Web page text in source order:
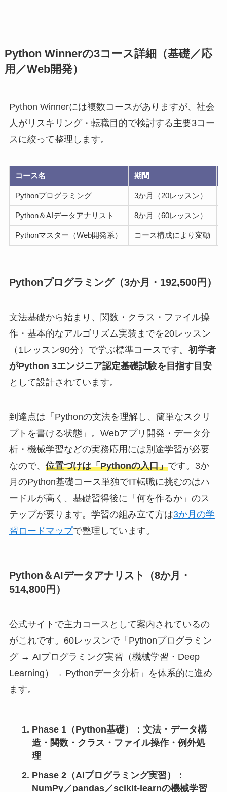
Python Winnerの3コース詳細（基礎／応
用／Web開発）
Python Winnerには複数コースがありますが、社会
人がリスキリング・転職目的で検討する主要3コー
スに絞って整理します。
コース名 期間
Pythonプログラミング 3か月（20レッスン）
Python＆AIデータアナリスト 8か月（60レッスン）
Pythonマスター（Web開発系） コース構成により変動
Pythonプログラミング（3か月・192,500円）
文法基礎から始まり、関数・クラス・ファイル操
作・基本的なアルゴリズム実装までを20レッスン
（1レッスン90分）で学ぶ標準コースです。 初学者
がPython 3エンジニア認定基礎試験を目指す目安
として設計されています。
到達点は「Pythonの文法を理解し、簡単なスクリ
プトを書ける状態」。Webアプリ開発・データ分
析・機械学習などの実務応用には別途学習が必要
なので、 位置づけは「Pythonの入口」です。3か
月のPython基礎コース単独でIT転職に挑むのはハ
ードルが高く、基礎習得後に「何を作るか」のス
テップが要ります。学習の組み立て方は3か月の学
習ロードマップで整理しています。
Python＆AIデータアナリスト（8か月・
514,800円）
公式サイトで主力コースとして案内されているの
がこれです。60レッスンで「Pythonプログラミン
グ → AIプログラミング実習（機械学習・Deep
Learning）→ Pythonデータ分析」を体系的に進め
ます。
Phase 1（Python基礎）
：文法・データ構
造・関数・クラス・ファイル操作・例外処
理
Phase 2（AIプログラミング実習）
：
NumPy／pandas／scikit-learnの機械学習